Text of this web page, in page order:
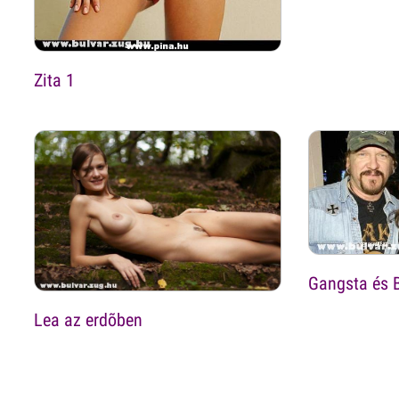
Zita 1
Lea az erdõben
Gangsta és